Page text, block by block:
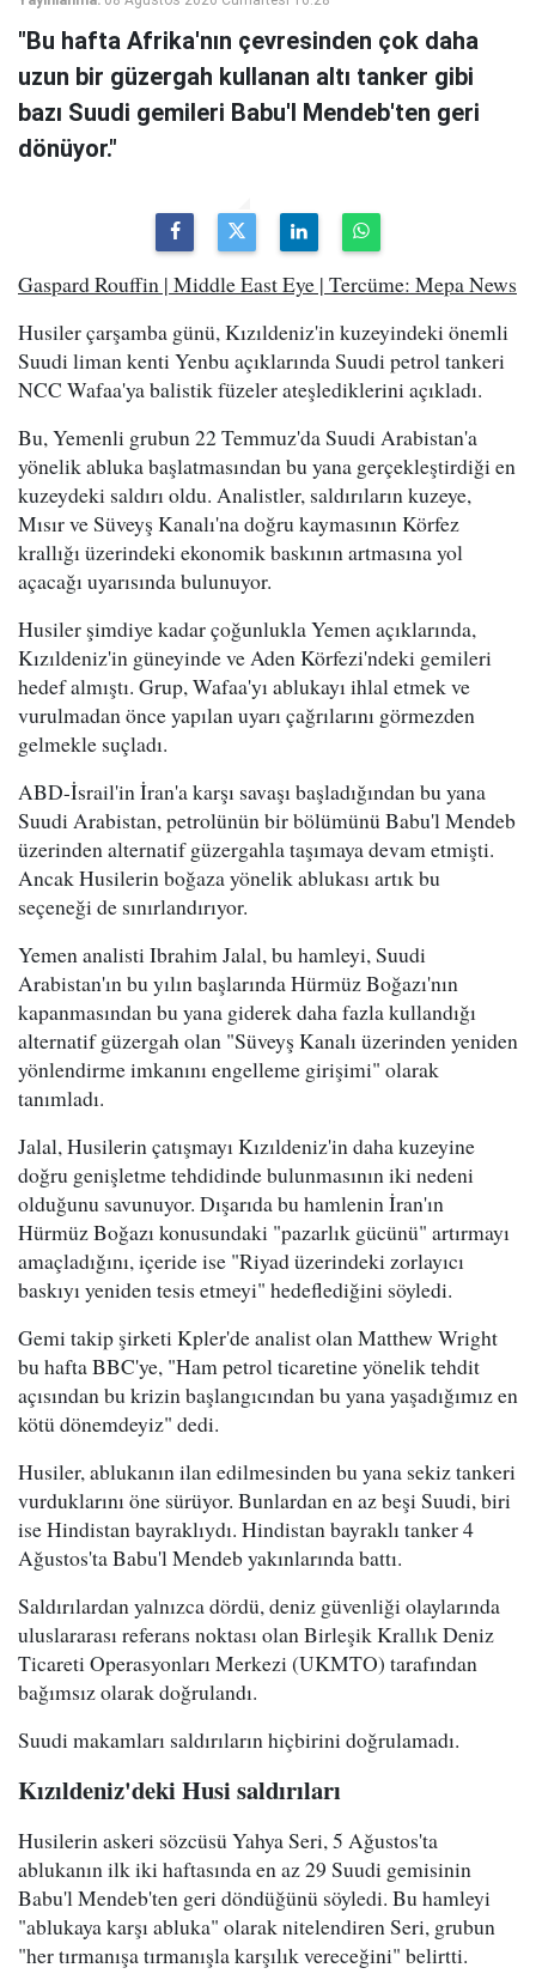
"Bu hafta Afrika'nın çevresinden çok daha
uzun bir güzergah kullanan altı tanker gibi
bazı Suudi gemileri Babu'l Mendeb'ten geri
dönüyor."
Gaspard Rouffin | Middle East Eye | Tercüme: Mepa News
Husiler çarşamba günü, Kızıldeniz'in kuzeyindeki önemli
Suudi liman kenti Yenbu açıklarında Suudi petrol tankeri
NCC Wafaa'ya balistik füzeler ateşlediklerini açıkladı.
Bu, Yemenli grubun 22 Temmuz'da Suudi Arabistan'a
yönelik abluka başlatmasından bu yana gerçekleştirdiği en
kuzeydeki saldırı oldu. Analistler, saldırıların kuzeye,
Mısır ve Süveyş Kanalı'na doğru kaymasının Körfez
krallığı üzerindeki ekonomik baskının artmasına yol
açacağı uyarısında bulunuyor.
Husiler şimdiye kadar çoğunlukla Yemen açıklarında,
Kızıldeniz'in güneyinde ve Aden Körfezi'ndeki gemileri
hedef almıştı. Grup, Wafaa'yı ablukayı ihlal etmek ve
vurulmadan önce yapılan uyarı çağrılarını görmezden
gelmekle suçladı.
ABD-İsrail'in İran'a karşı savaşı başladığından bu yana
Suudi Arabistan, petrolünün bir bölümünü Babu'l Mendeb
üzerinden alternatif güzergahla taşımaya devam etmişti.
Ancak Husilerin boğaza yönelik ablukası artık bu
seçeneği de sınırlandırıyor.
Yemen analisti Ibrahim Jalal, bu hamleyi, Suudi
Arabistan'ın bu yılın başlarında Hürmüz Boğazı'nın
kapanmasından bu yana giderek daha fazla kullandığı
alternatif güzergah olan "Süveyş Kanalı üzerinden yeniden
yönlendirme imkanını engelleme girişimi" olarak
tanımladı.
Jalal, Husilerin çatışmayı Kızıldeniz'in daha kuzeyine
doğru genişletme tehdidinde bulunmasının iki nedeni
olduğunu savunuyor. Dışarıda bu hamlenin İran'ın
Hürmüz Boğazı konusundaki "pazarlık gücünü" artırmayı
amaçladığını, içeride ise "Riyad üzerindeki zorlayıcı
baskıyı yeniden tesis etmeyi" hedeflediğini söyledi.
Gemi takip şirketi Kpler'de analist olan Matthew Wright
bu hafta BBC'ye, "Ham petrol ticaretine yönelik tehdit
açısından bu krizin başlangıcından bu yana yaşadığımız en
kötü dönemdeyiz" dedi.
Husiler, ablukanın ilan edilmesinden bu yana sekiz tankeri
vurduklarını öne sürüyor. Bunlardan en az beşi Suudi, biri
ise Hindistan bayraklıydı. Hindistan bayraklı tanker 4
Ağustos'ta Babu'l Mendeb yakınlarında battı.
Saldırılardan yalnızca dördü, deniz güvenliği olaylarında
uluslararası referans noktası olan Birleşik Krallık Deniz
Ticareti Operasyonları Merkezi (UKMTO) tarafından
bağımsız olarak doğrulandı.
Suudi makamları saldırıların hiçbirini doğrulamadı.
Kızıldeniz'deki Husi saldırıları
Husilerin askeri sözcüsü Yahya Seri, 5 Ağustos'ta
ablukanın ilk iki haftasında en az 29 Suudi gemisinin
Babu'l Mendeb'ten geri döndüğünü söyledi. Bu hamleyi
"ablukaya karşı abluka" olarak nitelendiren Seri, grubun
"her tırmanışa tırmanışla karşılık vereceğini" belirtti.